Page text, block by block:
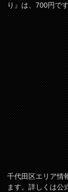
り』は、700円で
千代田区エリア情
ます。詳しくは公